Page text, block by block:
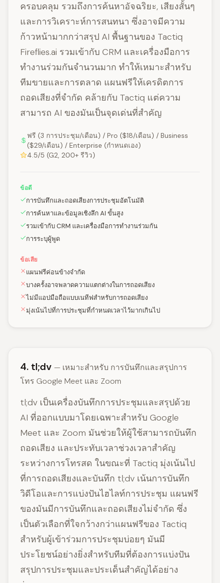
ครอบคลุม รวมถึงการค้นหาอัจฉริยะ, เสียงสั้นๆ
และการวิเคราะห์การสนทนา ซึ่งอาจมีความ
ก้าวหน้ามากกว่าสรุป AI พื้นฐานของ Tactiq
Fireflies.ai รวมเข้ากับ CRM และเครื่องมือการ
ทำงานร่วมกันจำนวนมาก ทำให้เหมาะสำหรับ
ทีมขายและการตลาด แผนฟรีให้เครดิตการ
ถอดเสียงที่จำกัด คล้ายกับ Tactiq แต่ความ
สามารถ AI ของมันเป็นจุดเด่นที่สำคัญ
ฟรี (3 การประชุม/เดือน) / Pro ($18/เดือน) / Business
($29/เดือน) / Enterprise (กำหนดเอง)
4.5/5 (G2, 200+ รีวิว)
ข้อดี
การบันทึกและถอดเสียงการประชุมอัตโนมัติ
การค้นหาและข้อมูลเชิงลึก AI ขั้นสูง
รวมเข้ากับ CRM และเครื่องมือการทำงานร่วมกัน
การระบุผู้พูด
ข้อเสีย
แผนฟรีค่อนข้างจำกัด
บางครั้งอาจพลาดความแตกต่างในการถอดเสียง
ไม่มีแอปมือถือแบบเนทีฟสำหรับการถอดเสียง
มุ่งเน้นไปที่การประชุมที่กำหนดเวลาไว้มากเกินไป
4. tl;dv — เหมาะสำหรับ การบันทึกและสรุปการ
โทร Google Meet และ Zoom
tl;dv เป็นเครื่องบันทึกการประชุมและสรุปด้วย
AI ที่ออกแบบมาโดยเฉพาะสำหรับ Google
Meet และ Zoom มันช่วยให้ผู้ใช้สามารถบันทึก
ถอดเสียง และประทับเวลาช่วงเวลาสำคัญ
ระหว่างการโทรสด ในขณะที่ Tactiq มุ่งเน้นไป
ที่การถอดเสียงและบันทึก tl;dv เน้นการบันทึก
วิดีโอและการแบ่งปันไฮไลท์การประชุม แผนฟรี
ของมันมีการบันทึกและถอดเสียงไม่จำกัด ซึ่ง
เป็นตัวเลือกที่ใจกว้างกว่าแผนฟรีของ Tactiq
สำหรับผู้เข้าร่วมการประชุมบ่อยๆ มันมี
ประโยชน์อย่างยิ่งสำหรับทีมที่ต้องการแบ่งปัน
สรุปการประชุมและประเด็นสำคัญได้อย่าง